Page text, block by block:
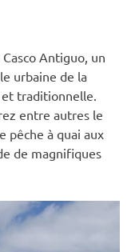
Antiguo, un
urbaine de la
traditionnelle.
entre autres le
pêche à quai aux
de magnifiques